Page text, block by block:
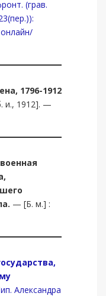
(грав.
1796-1912
и., 1912]. —
— [Б. м.] :
Александра